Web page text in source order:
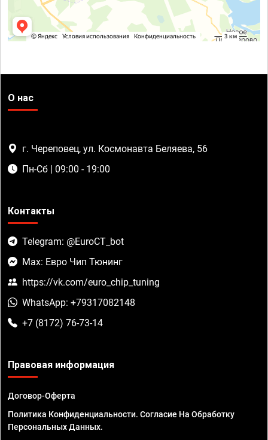
О нас
г. Череповец, ул. Космонавта Беляева, 56
Пн-Сб | 09:00 - 19:00
Контакты
Telegram: @EuroCT_bot
Max: Евро Чип Тюнинг
https://vk.com/euro_chip_tuning
WhatsApp: +79317082148
+7 (8172) 76-73-14
Правовая информация
Договор-Оферта
Политика Конфиденциальности. Согласие На Обработку
Персональных Данных.